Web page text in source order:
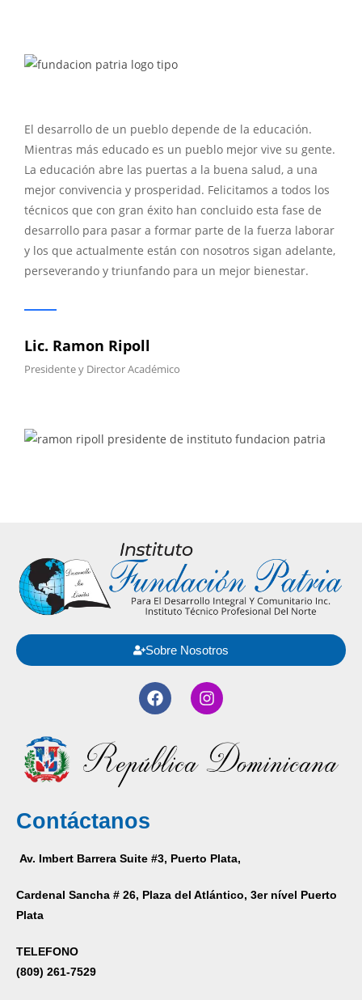
El desarrollo de un pueblo depende de la educación.
Mientras más educado es un pueblo mejor vive su gente.
La educación abre las puertas a la buena salud, a una
mejor convivencia y prosperidad. Felicitamos a todos los
técnicos que con gran éxito han concluido esta fase de
desarrollo para pasar a formar parte de la fuerza laborar
y los que actualmente están con nosotros sigan adelante,
perseverando y triunfando para un mejor bienestar.
Lic. Ramon Ripoll
Presidente y Director Académico
Sobre Nosotros
Contáctanos
Av. Imbert Barrera Suite #3, Puerto Plata,
Cardenal Sancha # 26, Plaza del Atlántico, 3er nível Puerto
Plata
TELEFONO
(809) 261-7529